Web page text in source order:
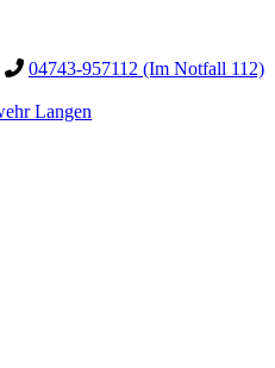
04743-957112 (Im Notfall 112)